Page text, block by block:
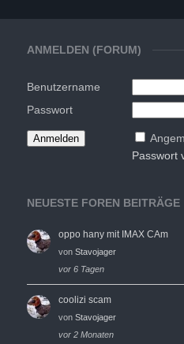
ANMELDEN (FORUM)
Benutzername
Passwort
Passwort
NEUESTE FOREN BEITRÄGE
oppo hany mit IMAX CAm
von Stavojager
vor 6 Tagen
coolizi scam
von Stavojager
vor 2 Monaten